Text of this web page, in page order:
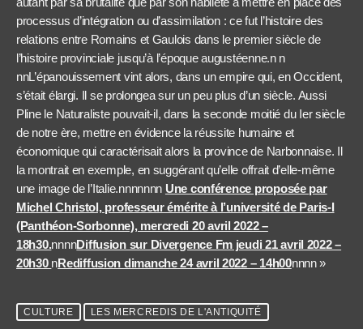
processus d’intégration ou d’assimilation : ce fut l’histoire des
relations entre Romains et Gaulois dans le premier siècle de
l’histoire provinciale jusqu’à l’époque augustéenne.n n
nnL’épanouissement vint alors, dans un empire qui, en Occident,
s’était élargi. Il se prolongea sur un peu plus d’un siècle. Aussi
Pline le Naturaliste pouvait-il, dans la seconde moitié du Ier siècle
de notre ère, mettre en évidence la réussite humaine et
économique qui caractérisait alors la province de Narbonnaise. Il
la montrait en exemple, en suggérant qu’elle offrait d’elle-même
une image de l’Italie.nnnnnnn Une conférence proposée par
Michel Christol, professeur émérite à l’université de Paris-I
(Panthéon-Sorbonne), mercredi 20 avril 2022 –
18h30.nnnnDiffusion sur Divergence Fm jeudi 21 avril 2022 –
20h30 nRediffusion dimanche 24 avril 2022 – 14h00nnnn »
CULTURE LES MERCREDIS DE L'ANTIQUITÉ